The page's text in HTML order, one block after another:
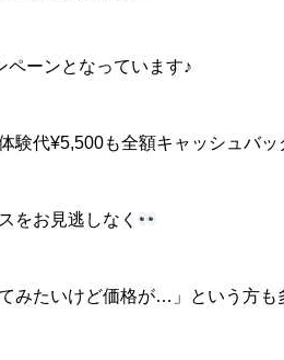
ペーンとなっています♪
験代¥5,500も全額キャッシュバッ
をお見逃しなく
みたいけど価格が…」という方も